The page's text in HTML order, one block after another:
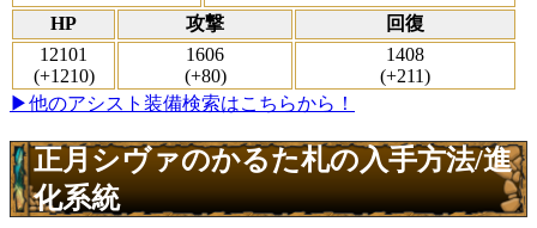
HP
攻撃
回復
12101
(+1210)
1606
(+80)
1408
(+211)
▶他のアシスト装備検索はこちらから！
正月シヴァのかるた札の入手方法/進
化系統